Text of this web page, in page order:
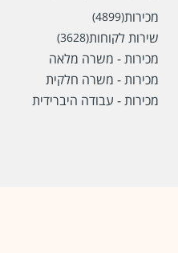
סוג משרה
מיקום
באר שבע
לפני חודשיים
מכירות(4899)
שירות לקוחות(3628)
מכירות - משרה מלאה
מכירות - משרה חלקית
מכירות - עבודה היברידית